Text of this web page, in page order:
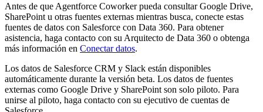
Antes de que Agentforce Coworker pueda consultar Google Drive,
SharePoint u otras fuentes externas mientras busca, conecte estas
fuentes de datos con Salesforce con Data 360. Para obtener
asistencia, haga contacto con su Arquitecto de Data 360 o obtenga
más información en Conectar datos.
Los datos de Salesforce CRM y Slack están disponibles
automáticamente durante la versión beta. Los datos de fuentes
externas como Google Drive y SharePoint son solo piloto. Para
unirse al piloto, haga contacto con su ejecutivo de cuentas de